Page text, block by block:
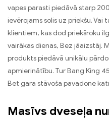
vapes parasti piedāvā starp
ievērojams solis uz priekšu.
klientiem, kas dod priekšroku
vairākas dienas, Bez jāaizstāj.
produkts piedāvā unikālu
apmierinātību. Tur Bang King
Bet gara stāvoša pavadone
Masīvs dveseļa